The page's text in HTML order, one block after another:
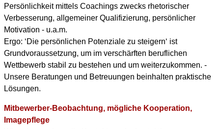
Persönlichkeit mittels Coachings zwecks rhetorischer
Verbesserung, allgemeiner Qualifizierung, persönlicher
Motivation - u.a.m.
Ergo: ‘Die persönlichen Potenziale zu steigern‘ ist
Grundvoraussetzung, um im verschärften beruflichen
Wettbewerb stabil zu bestehen und um weiterzukommen. -
Unsere Beratungen und Betreuungen beinhalten praktische
Lösungen.
Mitbewerber-Beobachtung, mögliche Kooperation,
Imagepflege